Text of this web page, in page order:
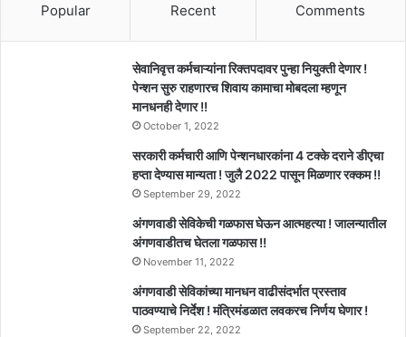
Popular Recent Comments
सेवानिवृत्त कर्मचाऱ्यांना रिक्तपदावर पुन्हा नियुक्ती देणार !
पेन्शन सुरु राहणारच शिवाय कामाचा मोबदला म्हणून
मानधनही देणार !!
October 1, 2022
सरकारी कर्मचारी आणि पेन्शनधारकांना 4 टक्के दराने डीएचा
हप्ता देण्यास मान्यता ! जुलै 2022 पासून मिळणार रक्कम !!
September 29, 2022
अंगणवाडी सेविकेची गळफास घेऊन आत्महत्या ! जालन्यातील
अंगणवाडीतच घेतला गळफास !!
November 11, 2022
अंगणवाडी सेविकांच्या मानधन वाढीसंदर्भात प्रस्ताव
पाठवण्याचे निर्देश ! मंत्रिमंडळात लवकरच निर्णय घेणार !
September 22, 2022